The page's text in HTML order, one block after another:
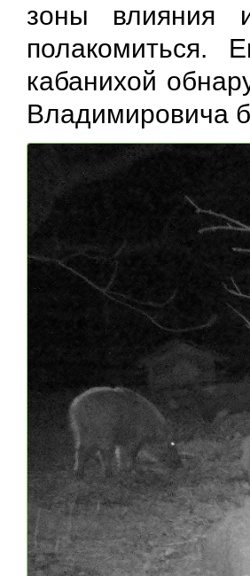
зоны влияния
кабанихой
Владимировича